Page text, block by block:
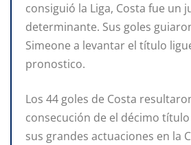
consiguió la Liga, Costa fue un
determinante. Sus goles
Simeone a levantar el título
pronostico.
Los 44 goles de Costa
consecución de el décimo
sus grandes actuaciones en la